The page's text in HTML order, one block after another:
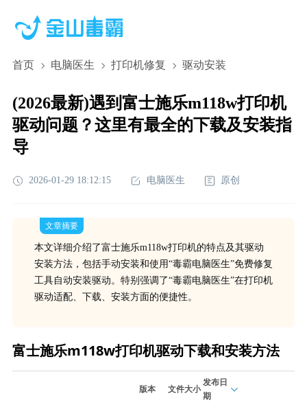
首页 电脑医生 打印机修复 驱动安装
(2026最新)遇到富士施乐m118w打印机
驱动问题？这里有最全的下载及安装指
导
2026-01-29 18:12:15 电脑医生 原创
文章摘要
本文详细介绍了富士施乐m118w打印机的特点及其驱动
安装方法，包括手动安装和使用“毒霸电脑医生”免费修复
工具自动安装驱动。特别强调了“毒霸电脑医生”在打印机
驱动适配、下载、安装方面的便捷性。
富士施乐m118w打印机驱动下载和安装方法
版本 文件大小
发布日
期